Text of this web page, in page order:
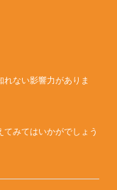
ない影響力がありま
みてはいかがでしょう